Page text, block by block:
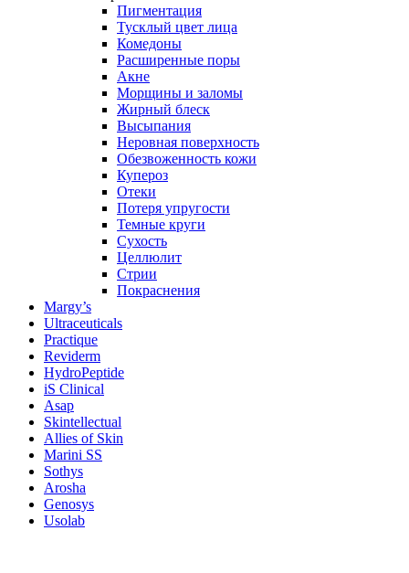
Пигментация
Тусклый цвет лица
Комедоны
Расширенные поры
Акне
Морщины и заломы
Жирный блеск
Высыпания
Неровная поверхность
Обезвоженность кожи
Купероз
Отеки
Потеря упругости
Темные круги
Сухость
Целлюлит
Стрии
Покраснения
Margy’s
Ultraceuticals
Practique
Reviderm
HydroPeptide
iS Clinical
Asap
Skintellectual
Allies of Skin
Marini SS
Sothys
Arosha
Genosys
Usolab